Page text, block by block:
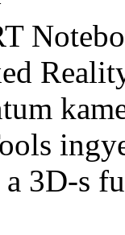
3D-s